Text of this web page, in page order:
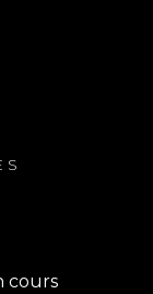
cours